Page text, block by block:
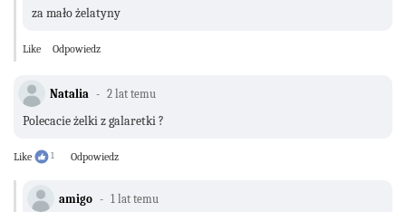
za mało żelatyny
Like Odpowiedz
Natalia 2 lat temu
Polecacie żelki z galaretki ?
Like 1 Odpowiedz
amigo 1 lat temu